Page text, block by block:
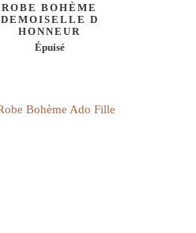
ROBE BOHÈME
DEMOISELLE D
HONNEUR
Épuisé